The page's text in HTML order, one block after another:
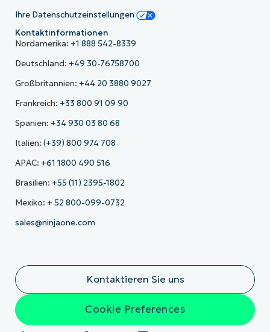
Ihre Datenschutzeinstellungen
Kontaktinformationen
Nordamerika: +1 888 542-8339
Deutschland: +49 30-76758700
Großbritannien: +44 20 3880 9027
Frankreich: +33 800 91 09 90
Spanien: +34 930 03 80 68
Italien: (+39) 800 974 708
APAC: +61 1800 490 516
Brasilien: +55 (11) 2395-1802
Mexiko: + 52 800-099-0732
sales@ninjaone.com
Kontaktieren Sie uns
Cookie Preferences